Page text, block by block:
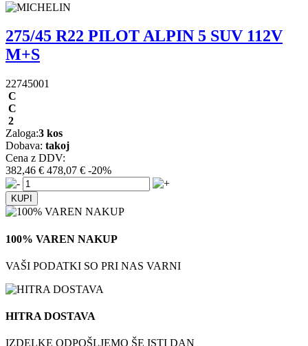
275/45 R22 PILOT ALPIN 5 SUV 112V
M+S
22745001
C
C
2
Zaloga:3 kos
Dobava: takoj
Cena z DDV:
382,46 € 478,07 € -20%
100% VAREN NAKUP
VAŠI PODATKI SO PRI NAS VARNI
HITRA DOSTAVA
IZDELKE ODPOŠLJEMO ŠE ISTI DAN